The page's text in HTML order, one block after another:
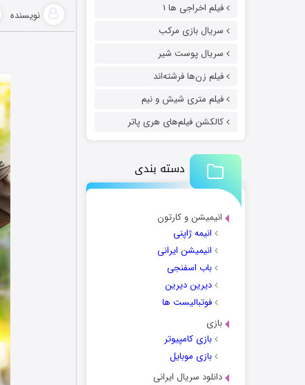
فیلم اخراجی ها ۱
سریال بازی مرکب
سریال پوست شیر
فیلم زن‌ها فرشته‌اند
فیلم متری شیش و نیم
کالکشن فیلم‌های هری پاتر
دسته بندی
انیمیشن و کارتون
انیمه ژاپنی
انیمیشن ایرانی
باب اسفنجی
دیرین دیرین
فوتبالیست ها
بازی
بازی کامپیوتر
بازی موبایل
دانلود سریال ایرانی
نویسنده